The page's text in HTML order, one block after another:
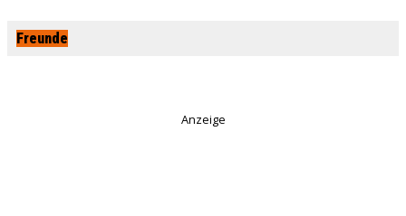
Freunde
Anzeige